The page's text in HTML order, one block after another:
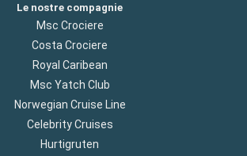
Le nostre compagnie
Msc Crociere
Costa Crociere
Royal Caribean
Msc Yatch Club
Norwegian Cruise Line
Celebrity Cruises
Hurtigruten